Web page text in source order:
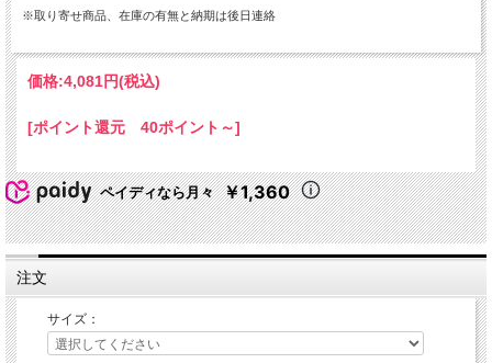
※取り寄せ商品、在庫の有無と納期は後日連絡
価格:4,081円(税込)
[ポイント還元 40ポイント～]
ペイディなら月々 ￥1,360
注文
サイズ：